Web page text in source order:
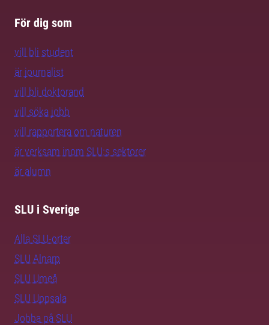
För dig som
vill bli student
är journalist
vill bli doktorand
vill söka jobb
vill rapportera om naturen
är verksam inom SLU:s sektorer
är alumn
SLU i Sverige
Alla SLU-orter
SLU Alnarp
SLU Umeå
SLU Uppsala
Jobba på SLU